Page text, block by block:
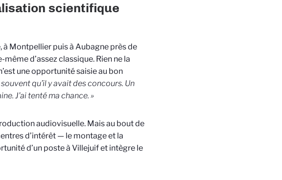
scientifique
à Montpellier puis à Aubagne près de
d’assez classique. Rien ne la
une opportunité saisie au bon
qu’il y avait des concours. Un
J’ai tenté ma chance. »
audiovisuelle. Mais au bout de
d’intérêt — le montage et la
d’un poste à Villejuif et intègre le